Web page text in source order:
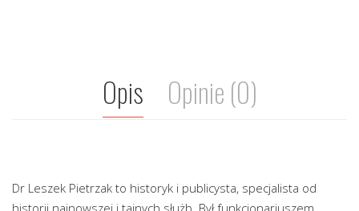
Opis Opinie (0)
Dr Leszek Pietrzak to historyk i publicysta, specjalista od
historii najnowszej i tajnych służb. Był funkcjonariuszem